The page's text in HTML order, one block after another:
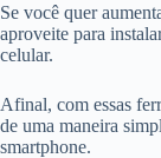
Se você quer
aproveite para
celular.
Afinal, com essas
de uma maneira
smartphone.